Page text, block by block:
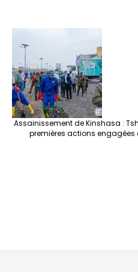
Assainissement de Kinshasa :
premières actions engagées